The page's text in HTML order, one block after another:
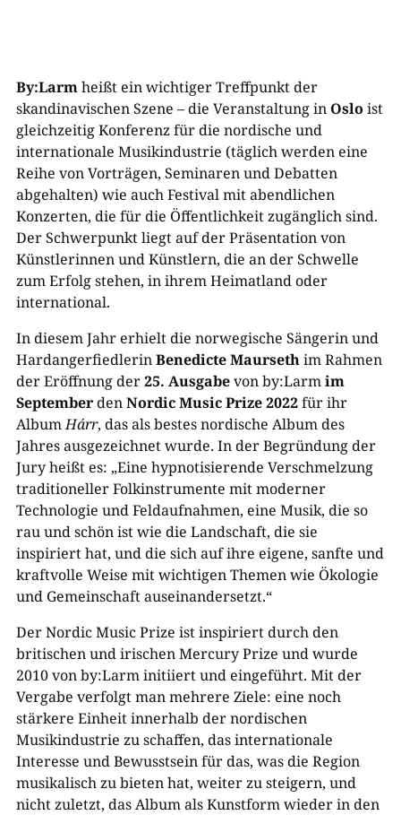
By:Larmheißt ein wichtiger Treffpunkt der
skandinavischen Szene – die Veranstaltung inOslo ist
gleichzeitig Konferenz für die nordische und
internationale Musikindustrie (täglich werden eine
Reihe von Vorträgen, Seminaren und Debatten
abgehalten) wie auch Festival mit abendlichen
Konzerten, die für die Öffentlichkeit zugänglich sind.
Der Schwerpunkt liegt auf der Präsentation von
Künstlerinnen und Künstlern, die an der Schwelle
zum Erfolg stehen, in ihrem Heimatland oder
international.
In diesem Jahr erhielt die norwegische Sängerin und
HardangerfiedlerinBenedicte Maursethim Rahmen
der Eröffnung der25. Ausgabevon by:Larmim
SeptemberdenNordic Music Prize 2022für ihr
AlbumHárr, das als bestes nordische Album des
Jahres ausgezeichnet wurde. In der Begründung der
Jury heißt es: „Eine hypnotisierende Verschmelzung
traditioneller Folkinstrumente mit moderner
Technologie und Feldaufnahmen, eine Musik, die so
rau und schön ist wie die Landschaft, die sie
inspiriert hat, und die sich auf ihre eigene, sanfte und
kraftvolle Weise mit wichtigen Themen wie Ökologie
und Gemeinschaft auseinandersetzt.“
Der Nordic Music Prize ist inspiriert durch den
britischen und irischen Mercury Prize und wurde
2010 von by:Larm initiiert und eingeführt. Mit der
Vergabe verfolgt man mehrere Ziele: eine noch
stärkere Einheit innerhalb der nordischen
Musikindustrie zu schaffen, das internationale
Interesse und Bewusstsein für das, was die Region
musikalisch zu bieten hat, weiter zu steigern, und
nicht zuletzt, das Album als Kunstform wieder in den